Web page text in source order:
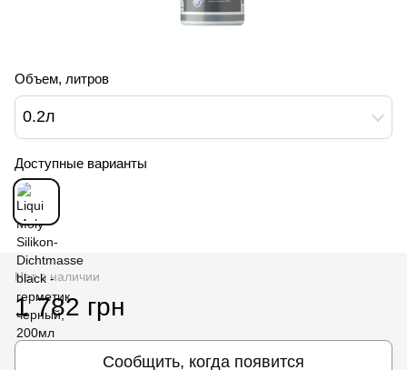
Объем, литров
0.2л
Доступные варианты
Нет в наличии
1 782 грн
Сообщить, когда появится